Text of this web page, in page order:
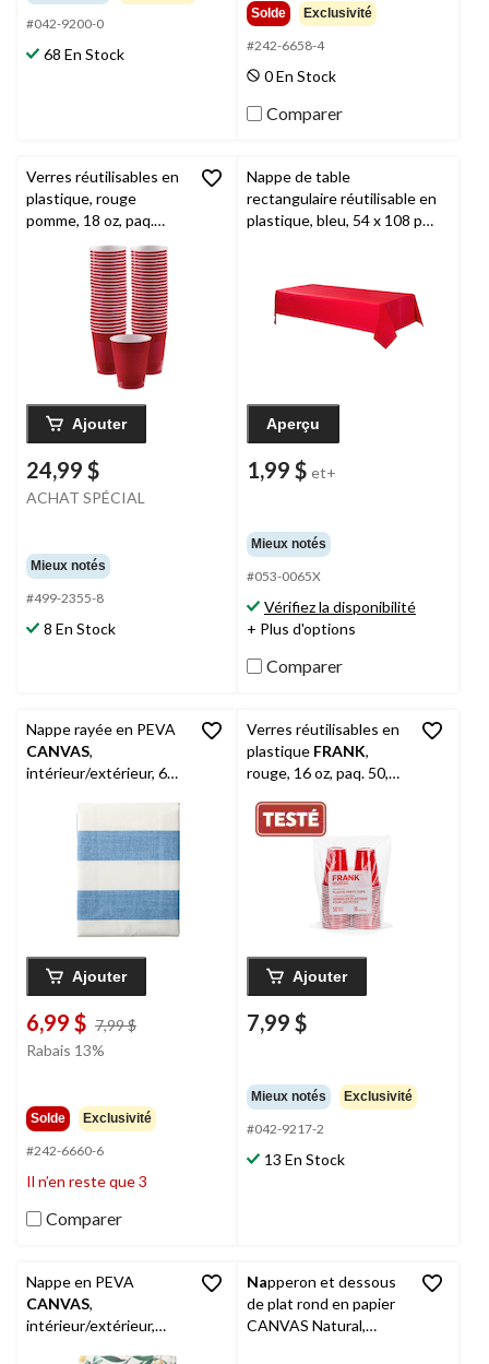
#042-9200-0
68 En Stock
Solde Exclusivité
#242-6658-4
0 En Stock
Comparer
Verres réutilisables en
plastique, rouge
pomme, 18 oz, paq.
200, pour Noël/Action
de grâce/réveillon/fête
d'anniversaire
Ajouter
24,99 $
ACHAT SPÉCIAL
Mieux notés
#499-2355-8
8 En Stock
Nappe de table
rectangulaire réutilisable en
plastique, bleu, 54 x 108 po,
d'anniversaire
Aperçu
1,99 $ et+
Mieux notés
#053-0065X
Vérifiez la disponibilité
+ Plus d'options
Comparer
Nappe rayée en PEVA
CANVAS,
intérieur/extérieur, 60
Ajouter
6,99 $ 7,99 $
Rabais 13%
Solde Exclusivité
#242-6660-6
Il n’en reste que 3
Comparer
Verres réutilisables en
plastique FRANK,
rouge, 16 oz, paq. 50,
diplômes/réveillon/Noë
Ajouter
7,99 $
Mieux notés Exclusivité
#042-9217-2
13 En Stock
Nappe en PEVA
CANVAS,
intérieur/extérieur,
Napperon et dessous
de plat rond en papier
CANVAS Natural,